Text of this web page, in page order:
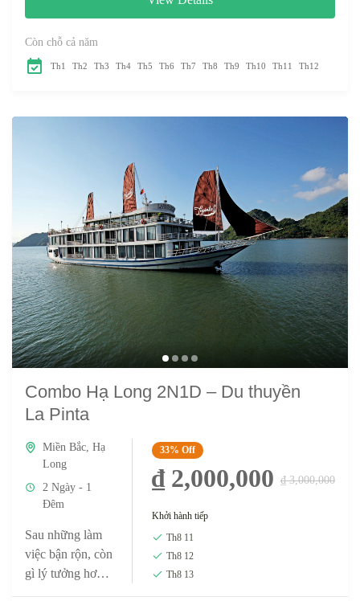
Còn chỗ cả năm
Th1 Th2 Th3 Th4 Th5 Th6 Th7 Th8 Th9 Th10 Th11 Th12
Combo Hạ Long 2N1D – Du thuyền
La Pinta
Miền Bắc, Hạ
Long
2 Ngày - 1
Đêm
Sau những làm
việc bận rộn, còn
gì lý tưởng hơn
33% Off
₫ 2,000,000 ₫ 3,000,000
Khởi hành tiếp
Th8 11
Th8 12
Th8 13